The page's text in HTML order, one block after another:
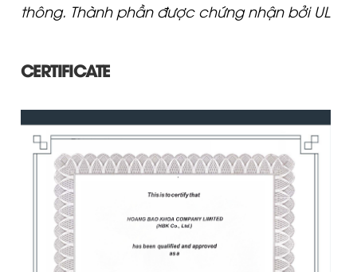
thông. Thành phần được chứng nhận bởi UL
CERTIFICATE